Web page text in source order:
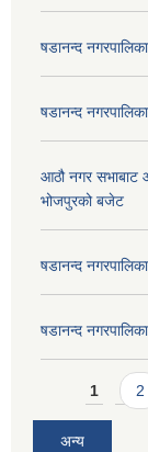
षडानन्द
षडानन्द
आठौ नगर सभाबाट
भोजपुरको बजेट
षडानन्द
षडानन्द
Pages
1 2
अन्य